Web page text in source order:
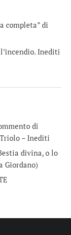
completa” di
Inediti
di
– Inediti
divina, o lo
Giordano)